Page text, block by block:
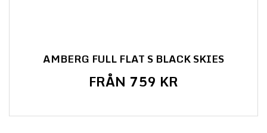
AMBERG FULL FLAT S BLACK SKIES
FRÅN 759 KR